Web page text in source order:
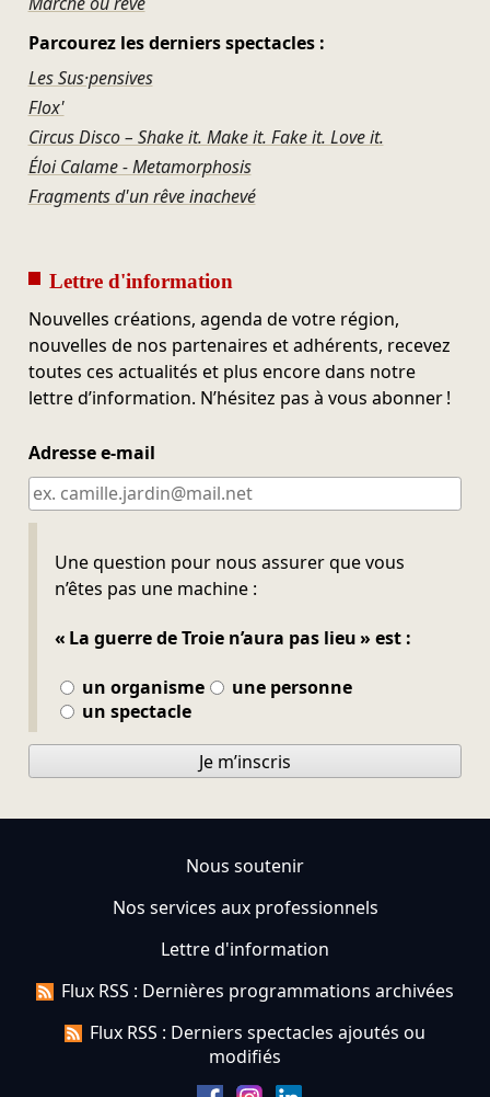
Parcourez les derniers spectacles :
Les Sus·pensives
Flox'
Circus Disco – Shake it. Make it. Fake it. Love it.
Éloi Calame - Metamorphosis
Fragments d'un rêve inachevé
Lettre d'information
Nouvelles créations, agenda de votre région,
nouvelles de nos partenaires et adhérents, recevez
toutes ces actualités et plus encore dans notre
lettre d’information. N’hésitez pas à vous abonner !
Adresse e-mail
Une question pour nous assurer que vous
n’êtes pas une machine :
« La guerre de Troie n’aura pas lieu » est :
un organisme
une personne
un spectacle
Ne pas remplir
Je m’inscris
Nous soutenir
Nos services aux professionnels
Lettre d'information
Flux RSS : Dernières programmations archivées
Flux RSS : Derniers spectacles ajoutés ou
modifiés